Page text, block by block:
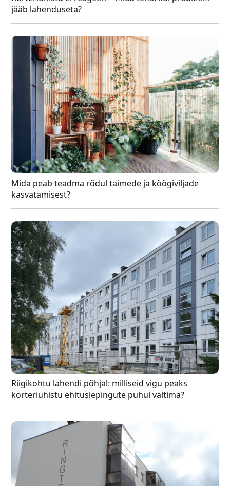
jääb lahenduseta?
Mida peab teadma rõdul taimede ja köögiviljade
kasvatamisest?
Riigikohtu lahendi põhjal: milliseid vigu peaks
korteriühistu ehituslepingute puhul vältima?